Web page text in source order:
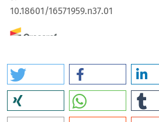
10.18601/16571959.n37.01
(2024)
Developments and Approaches in
Advances in Electronic
Regional Development, 203.